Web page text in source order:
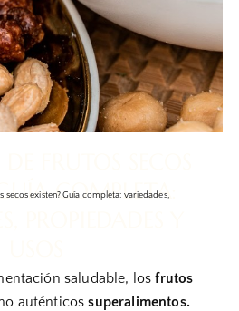
COMPLETA:
PROPIEDADES Y
secos existen? Guía completa: variedades,
saludable, losfrutos
auténticossuperalimentos.